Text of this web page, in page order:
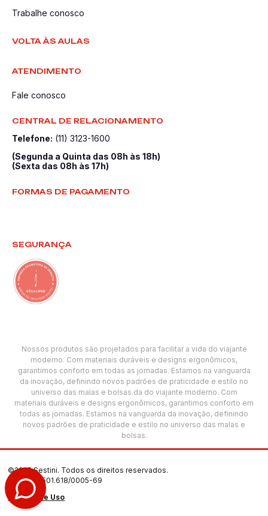
Trabalhe conosco
VOLTA ÀS AULAS
ATENDIMENTO
Fale conosco
CENTRAL DE RELACIONAMENTO
Telefone: (11) 3123-1600
(Segunda a Quinta das 08h às 18h)
(Sexta das 08h às 17h)
FORMAS DE PAGAMENTO
SEGURANÇA
Nossos produtos são projetados para facilitar a vida do viajante
moderno. Com materiais duráveis e designs ergonômicos,
garantimos conforto em todas as jornadas. Estamos na vanguarda
da inovação, definindo novos padrões de praticidade e estilo no
universo das malas e bolsas.da do viajante moderno. Com
materiais duráveis e designs ergonômicos, garantimos conforto em
todas as jornadas. Estamos na vanguarda da inovação, definindo
novos padrões de praticidade e estilo no universo das malas e
bolsas.
©2025 Sestini. Todos os direitos reservados.
CNPJ: 00.501.618/0005-69
Termos de Uso